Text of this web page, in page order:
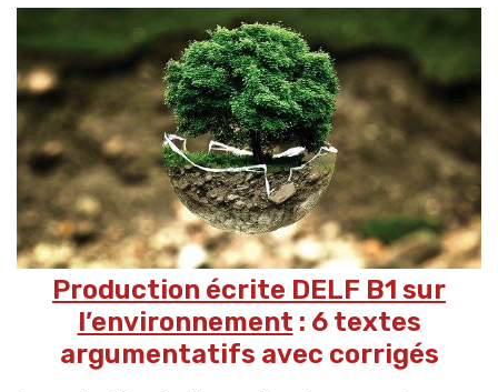
Production écrite DELF B1 sur
l’environnement : 6 textes
argumentatifs avec corrigés